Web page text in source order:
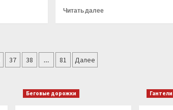
Читать далееПрочитать
37 38 … 81 Далее
Беговые дорожки Гантели